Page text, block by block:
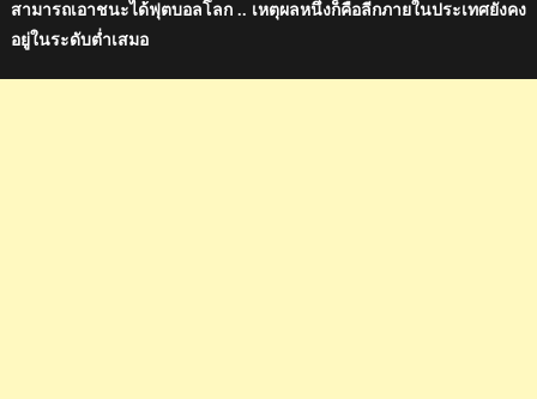
สามารถเอาชนะได้ฟุตบอลโลก .. เหตุผลหนึ่งก็คือลีกภายในประเทศยังคง
อยู่ในระดับต่ำเสมอ